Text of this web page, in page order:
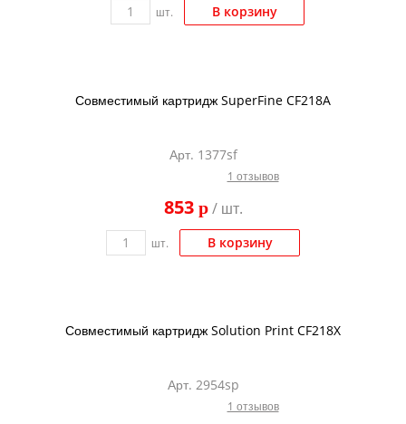
Konica Minolta
Для франкировальной машины
шт. В корзину
Совместимый картридж SuperFine CF218A
Арт. 1377sf
1 отзывов
853 p/ шт.
шт. В корзину
Совместимый картридж Solution Print CF218X
Арт. 2954sp
1 отзывов